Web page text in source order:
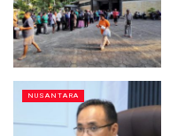
NUSANTARA